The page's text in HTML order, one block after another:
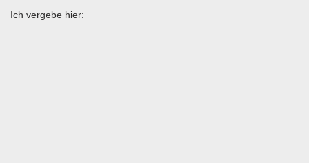
Ich vergebe hier: